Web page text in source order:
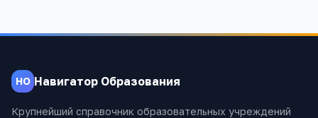
НО Навигатор Образования
Крупнейший справочник образовательных учреждений